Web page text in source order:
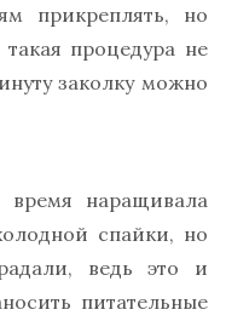
прикреплять, но
процедура не
заколку можно
наращивала
спайки, но
ведь это и
питательные